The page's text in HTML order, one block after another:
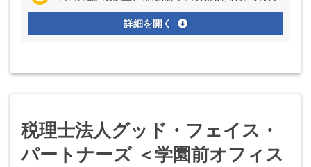
詳細を開く
税理士法人グッド・フェイス・
パートナーズ ＜学園前オフィス